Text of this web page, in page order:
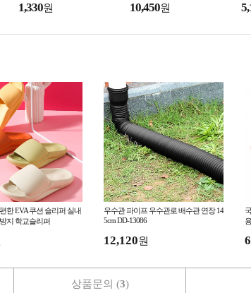
1,330원 10,450원
한 EVA 쿠션 슬리퍼 실내
지 학교슬리퍼
우수관 파이프 우수관로 배수관 연장 14
5cm DD-13086
12,120원
상품문의 (3)